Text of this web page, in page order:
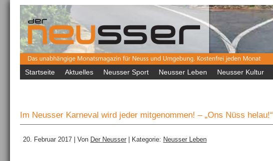
Startseite Aktuelles Neusser Sport Neusser Leben Neusser Kultur
Im Neusser Karneval wird jeder mitgenommen! – „Ons Nüss helau!“
20. Februar 2017 | Von Der Neusser | Kategorie: Neusser Leben